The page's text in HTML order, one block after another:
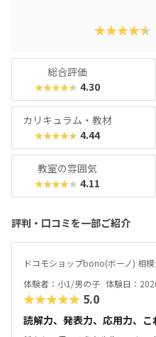
★★★★★
総合評価
★★★★★ 4.30
カリキュラム・教材
★★★★★ 4.44
教室の雰囲気
★★★★★ 4.11
評判・口コミを一部ご紹介
ドコモショップbono(ボーノ) 相
体験者：小1/男の子 体験日：
★★★★★ 5.0
読解力、発表力、応用力、